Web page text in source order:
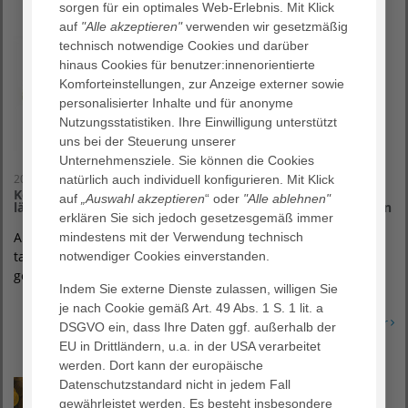
20. November 2025
Kostenfreier Austausch für Psychiatrie-Erfahrene: Trialog
lädt zum Thema „Alleinsein und Einsamkeit“ nach Zeven ein
Angehörige, Psychiatrie-Erfahrene und psychiatrisch Tätige
tauschen sich beim Trialog-Treffen in Zeven aus. Dieses Mal
geht es am Dienstag, 9.…
Erfahren Sie mehr
sorgen für ein optimales Web-Erlebnis. Mit Klick
auf "Alle akzeptieren"verwenden wir gesetzmäßig
technisch notwendige Cookies und darüber
hinaus Cookies für benutzer:innenorientierte
Komforteinstellungen, zur Anzeige externer sowie
personalisierter Inhalte und für anonyme
Nutzungsstatistiken. Ihre Einwilligung unterstützt
uns bei der Steuerung unserer
Unternehmensziele. Sie können die Cookies
natürlich auch individuell konfigurieren. Mit Klick
auf „Auswahl akzeptieren“ oder "Alle ablehnen"
erklären Sie sich jedoch gesetzesgemäß immer
mindestens mit der Verwendung technisch
notwendiger Cookies einverstanden.
Indem Sie externe Dienste zulassen, willigen Sie
je nach Cookie gemäß Art. 49 Abs. 1 S. 1 lit. a
DSGVO ein, dass Ihre Daten ggf. außerhalb der
EU in Drittländern, u.a. in der USA verarbeitet
werden. Dort kann der europäische
Datenschutzstandard nicht in jedem Fall
gewährleistet werden. Es besteht insbesondere